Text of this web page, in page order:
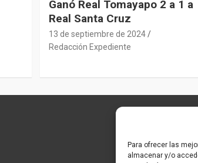
Para ofrecer las
almacenar y/o
Ganó Real Tomayapo 2 a 1 a
Real Santa Cruz
13 de septiembre de 2024
Redacción Expediente